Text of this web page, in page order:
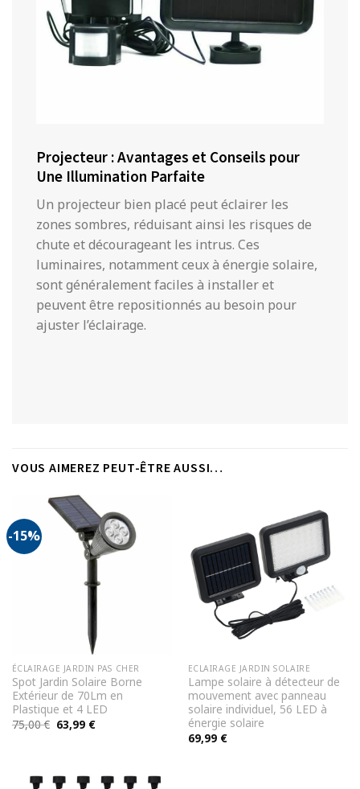
Projecteur : Avantages et Conseils pour
Une Illumination Parfaite
Un projecteur bien placé peut éclairer les
zones sombres, réduisant ainsi les risques de
chute et décourageant les intrus. Ces
luminaires, notamment ceux à énergie solaire,
sont généralement faciles à installer et
peuvent être repositionnés au besoin pour
ajuster l’éclairage.
VOUS AIMEREZ PEUT-ÊTRE AUSSI…
-15%
ÉCLAIRAGE JARDIN PAS CHER
Spot Jardin Solaire Borne
Extérieur de 70Lm en
Plastique et 4 LED
75,00€ Le
prix
63,99 €Le
prix
ECLAIRAGE JARDIN SOLAIRE
Lampe solaire à détecteur de
mouvement avec panneau
solaire individuel, 56 LED à
énergie solaire
69,99 €